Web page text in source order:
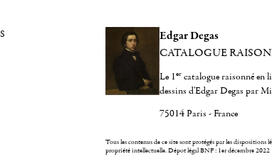
Edgar Degas
CATALOGUE
Le 1er catalogue raisonné en
dessins d'Edgar Degas par
75014 Paris - France
Tous les contenus de ce site sont protégés par les dispositions
propriété intellectuelle.Dépot légal BNF : 1er décembre 2022